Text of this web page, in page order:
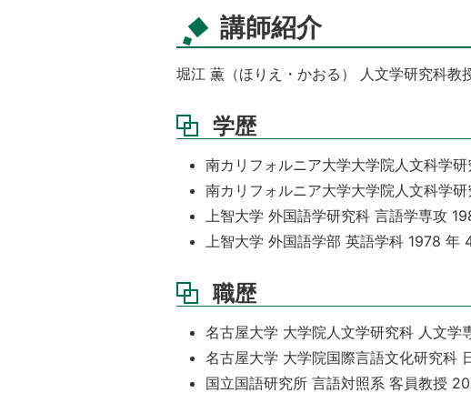
講師紹介
堀江 薫（ほりえ・かおる） 人文学研究科教
学歴
南カリフォルニア大学大学院人文科学
南カリフォルニア大学大学院人文科学
上智大学 外国語学研究科 言語学専攻
上智大学 外国語学部 英語学科 1978
職歴
名古屋大学 大学院人文学研究科 人文
名古屋大学 大学院国際言語文化研究科
国立国語研究所 言語対照系 客員教授